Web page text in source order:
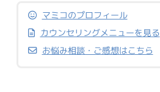
マミコのプロフィール
カウンセリングメニューを見る
お悩み相談・ご感想はこちら